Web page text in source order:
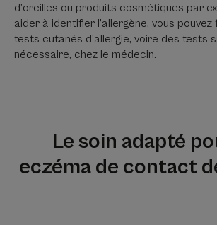
d’oreilles ou produits cosmétiques par
aider à identifier l’allergène, vous
tests cutanés d’allergie, voire des tests
nécessaire, chez le médecin.
Le soin adapté
eczéma de contact